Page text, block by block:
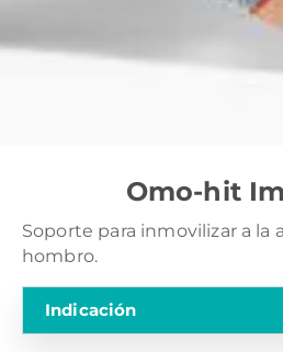
Omo-hit
Soporte para inmovilizar a la
hombro.
Indicación